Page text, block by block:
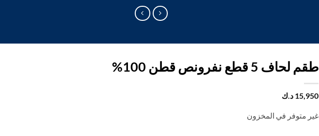
طقم لحاف 5 قطع نفرونص قطن 100%
15,950 د.ك
غير متوفر في المخزون